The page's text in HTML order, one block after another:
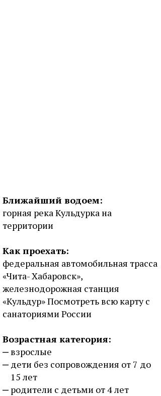
Ближайший водоем:
горная река Кульдурка на
территории
Как проехать:
федеральная автомобильная трасса
«Чита- Хабаровск»,
железнодорожная станция
«Кульдур» Посмотреть всю карту с
санаториями России
Возрастная категория:
взрослые
дети без сопровождения от 7 до
15 лет
родители с детьми от 4 лет